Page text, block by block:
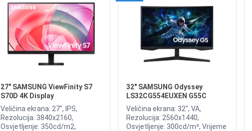
27" SAMSUNG ViewFinity S7
S70D 4K Display
Veličina ekrana: 27", IPS,
Rezolucija: 3840x2160,
Osvjetljenje: 350cd/m2,
32" SAMSUNG Odyssey
LS32CG554EUXEN G55C
165Hz Gaming Curved Display
Veličina ekrana: 32", VA,
Rezolucija: 2560x1440,
Osvjetljenje: 300cd/m², Vrijeme